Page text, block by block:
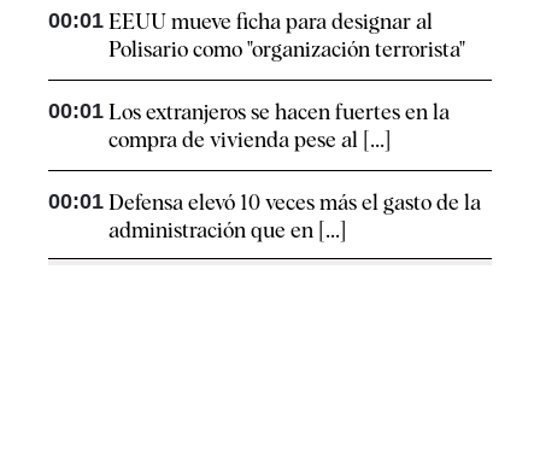
00:01 EEUU mueve ficha para designar al
Polisario como "organización terrorista"
00:01 Los extranjeros se hacen fuertes en la
compra de vivienda pese al [...]
00:01 Defensa elevó 10 veces más el gasto de la
administración que en [...]